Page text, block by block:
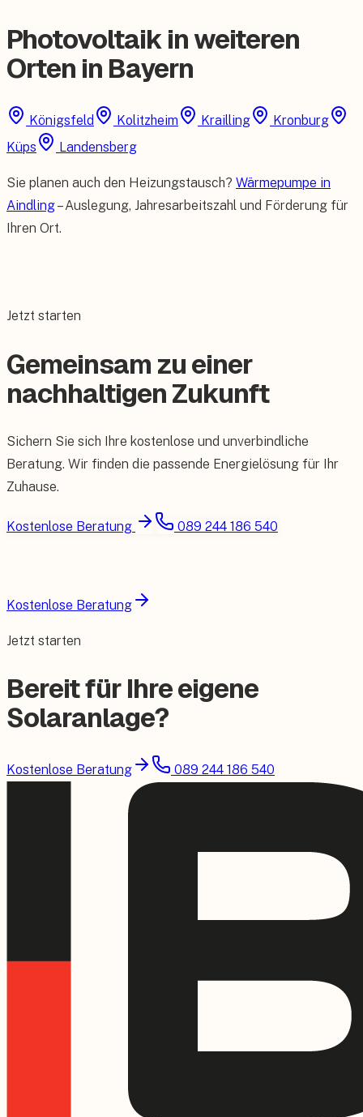
Photovoltaik in weiteren
Orten in Bayern
Königsfeld Kolitzheim Krailling
Kronburg
Küps
Landensberg
Sie planen auch den Heizungstausch? Wärmepumpe in
Aindling– Auslegung, Jahresarbeitszahl und Förderung für
Ihren Ort.
Jetzt starten
Gemeinsam zu einer
nachhaltigen Zukunft
Sichern Sie sich Ihre kostenlose und unverbindliche
Beratung. Wir finden die passende Energielösung für Ihr
Zuhause.
Kostenlose Beratung 089 244 186 540
Kostenlose Beratung
Jetzt starten
Bereit für Ihre eigene
Solaranlage?
Kostenlose Beratung 089 244 186 540